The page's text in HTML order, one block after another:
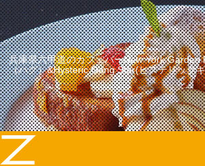
兵庫県六甲道のカフェバーNew York Garden
（ハグ）&Hysteric Gang Star(ヒステリック